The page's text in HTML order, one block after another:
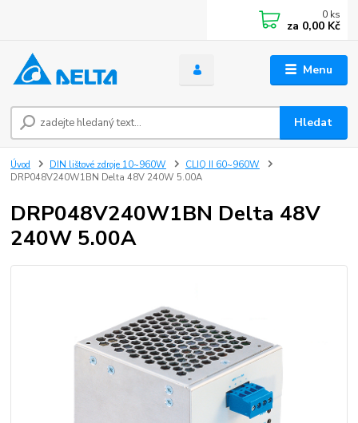
Menu
Hledat
0 ks
za 0,00 Kč
Úvod DIN lištové zdroje 10~960W
CLIQ II 60~960W
DRP048V240W1BN Delta 48V 240W 5.00A
DRP048V240W1BN Delta 48V
240W 5.00A